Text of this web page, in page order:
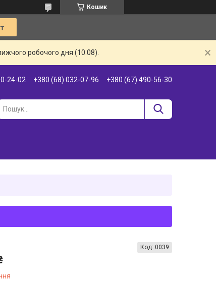
Кошик
робочого дня (10.08).
24-02 +380 (68) 032-07-96 +380 (67) 490-56-30
Код: 0039